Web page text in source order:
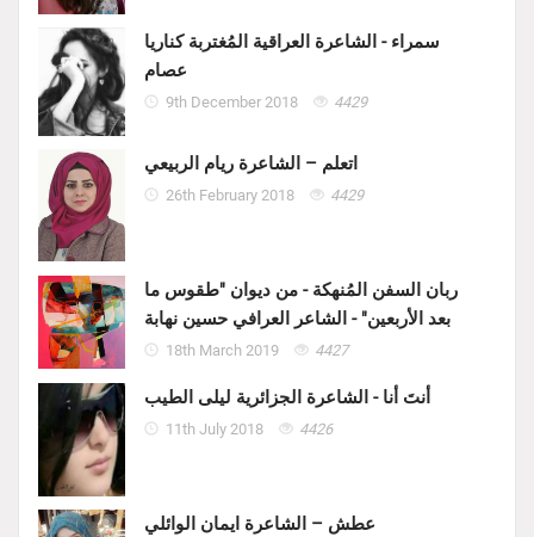
سمراء - الشاعرة العراقية المُغتربة كناريا
عصام
9th December 2018 4429
اتعلم – الشاعرة ريام الربيعي
26th February 2018 4429
ربان السفن المُنهكة - من ديوان "طقوس ما
بعد الأربعين" - الشاعر العرافي حسين نهابة
18th March 2019 4427
أنتَ أنا - الشاعرة الجزائرية ليلى الطيب
11th July 2018 4426
عطش – الشاعرة ايمان الوائلي